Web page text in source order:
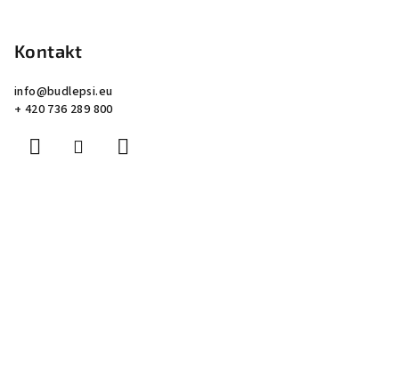
Kontakt
info@budlepsi.eu
+ 420 736 289 800